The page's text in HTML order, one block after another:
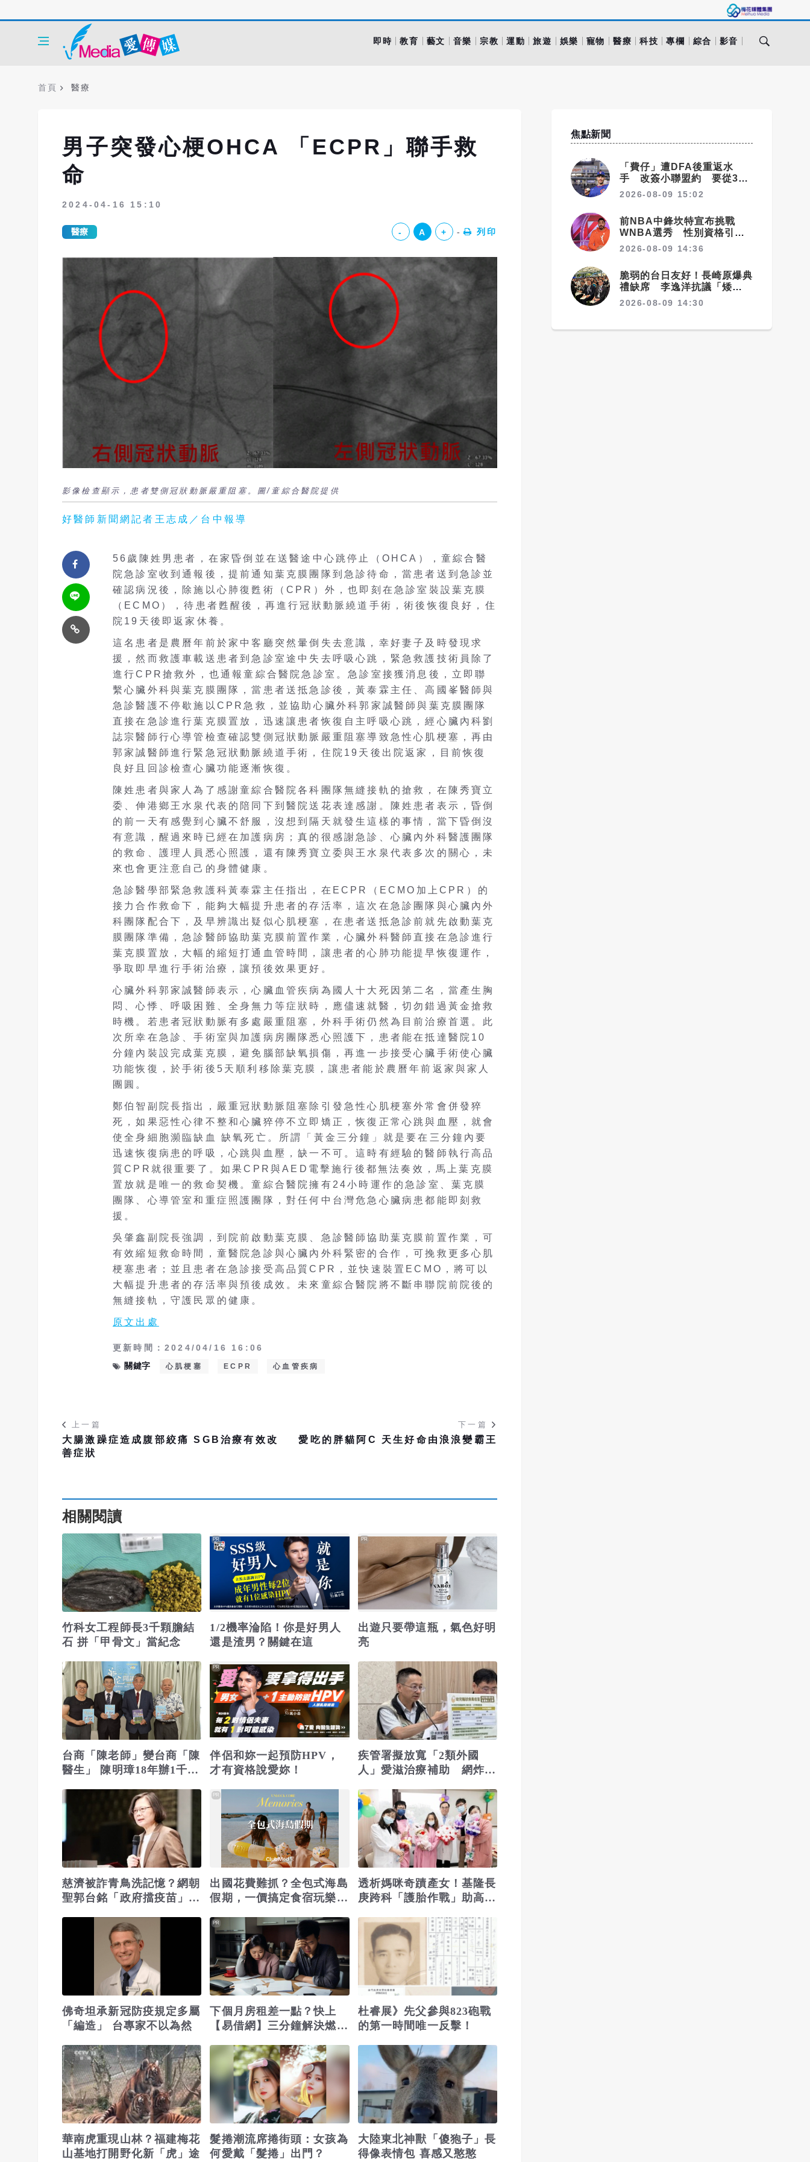
即時 教育 藝文 音樂 宗教 運動 旅遊 娛樂 寵物 醫療 科技 專欄 綜合 影音
首頁 醫療
男子突發心梗OHCA 「ECPR」聯手救
命
2024-04-16 15:10
醫療 - A + 列印
影像檢查顯示，患者雙側冠狀動脈嚴重阻塞。圖/童綜合醫院提供
好醫師新聞網記者王志成／台中報導
56歲陳姓男患者，在家昏倒並在送醫途中心跳停止（OHCA），童綜合醫
院急診室收到通報後，提前通知葉克膜團隊到急診待命，當患者送到急診並
確認病況後，除施以心肺復甦術（CPR）外，也即刻在急診室裝設葉克膜
（ECMO），待患者甦醒後，再進行冠狀動脈繞道手術，術後恢復良好，住
院19天後即返家休養。
這名患者是農曆年前於家中客廳突然暈倒失去意識，幸好妻子及時發現求
援，然而救護車載送患者到急診室途中失去呼吸心跳，緊急救護技術員除了
進行CPR搶救外，也通報童綜合醫院急診室。急診室接獲消息後，立即聯
繫心臟外科與葉克膜團隊，當患者送抵急診後，黃泰霖主任、高國峯醫師與
急診醫護不停歇施以CPR急救，並協助心臟外科郭家誠醫師與葉克膜團隊
直接在急診進行葉克膜置放，迅速讓患者恢復自主呼吸心跳，經心臟內科劉
誌宗醫師行心導管檢查確認雙側冠狀動脈嚴重阻塞導致急性心肌梗塞，再由
郭家誠醫師進行緊急冠狀動脈繞道手術，住院19天後出院返家，目前恢復
良好且回診檢查心臟功能逐漸恢復。
陳姓患者與家人為了感謝童綜合醫院各科團隊無縫接軌的搶救，在陳秀寶立
委、伸港鄉王水泉代表的陪同下到醫院送花表達感謝。陳姓患者表示，昏倒
的前一天有感覺到心臟不舒服，沒想到隔天就發生這樣的事情，當下昏倒沒
有意識，醒過來時已經在加護病房；真的很感謝急診、心臟內外科醫護團隊
的救命、護理人員悉心照護，還有陳秀寶立委與王水泉代表多次的關心，未
來也會更注意自己的身體健康。
急診醫學部緊急救護科黃泰霖主任指出，在ECPR（ECMO加上CPR）的
接力合作救命下，能夠大幅提升患者的存活率，這次在急診團隊與心臟內外
科團隊配合下，及早辨識出疑似心肌梗塞，在患者送抵急診前就先啟動葉克
膜團隊準備，急診醫師協助葉克膜前置作業，心臟外科醫師直接在急診進行
葉克膜置放，大幅的縮短打通血管時間，讓患者的心肺功能提早恢復運作，
爭取即早進行手術治療，讓預後效果更好。
心臟外科郭家誠醫師表示，心臟血管疾病為國人十大死因第二名，當產生胸
悶、心悸、呼吸困難、全身無力等症狀時，應儘速就醫，切勿錯過黃金搶救
時機。若患者冠狀動脈有多處嚴重阻塞，外科手術仍然為目前治療首選。此
次所幸在急診、手術室與加護病房團隊悉心照護下，患者能在抵達醫院10
分鐘內裝設完成葉克膜，避免腦部缺氧損傷，再進一步接受心臟手術使心臟
功能恢復，於手術後5天順利移除葉克膜，讓患者能於農曆年前返家與家人
團圓。
鄭伯智副院長指出，嚴重冠狀動脈阻塞除引發急性心肌梗塞外常會併發猝
死，如果惡性心律不整和心臟猝停不立即矯正，恢復正常心跳與血壓，就會
使全身細胞瀕臨缺血 缺氧死亡。所謂「黃金三分鐘」就是要在三分鐘內要
迅速恢復病患的呼吸，心跳與血壓，缺一不可。這時有經驗的醫師執行高品
質CPR就很重要了。如果CPR與AED電擊施行後都無法奏效，馬上葉克膜
置放就是唯一的救命契機。童綜合醫院擁有24小時運作的急診室、葉克膜
團隊、心導管室和重症照護團隊，對任何中台灣危急心臟病患都能即刻救
援。
吳肇鑫副院長強調，到院前啟動葉克膜、急診醫師協助葉克膜前置作業，可
有效縮短救命時間，童醫院急診與心臟內外科緊密的合作，可挽救更多心肌
梗塞患者；並且患者在急診接受高品質CPR，並快速裝置ECMO，將可以
大幅提升患者的存活率與預後成效。未來童綜合醫院將不斷串聯院前院後的
無縫接軌，守護民眾的健康。
原文出處
更新時間：2024/04/16 16:06
關鍵字
心肌梗塞 ECPR 心血管疾病
上一篇
大腸激躁症造成腹部絞痛 SGB治療有效改
善症狀
下一篇
愛吃的胖貓阿C 天生好命由浪浪變霸王
相關閱讀
竹科女工程師長3千顆膽結
石 拼「甲骨文」當紀念
1/2機率淪陷！你是好男人
還是渣男？關鍵在這
PR
出遊只要帶這瓶，氣色好明
亮
PR
台商「陳老師」變台商「陳
醫生」 陳明璋18年辦1千場
伴侶和妳一起預防HPV，
才有資格說愛妳！
PR
疾管署擬放寬「2類外國
人」愛滋治療補助 網炸
慈濟被詐青鳥洗記憶？網朝
聖郭台銘「政府擋疫苗」貼
出國花費難抓？全包式海島
假期，一價搞定食宿玩樂，
PR
透析媽咪奇蹟產女！基隆長
庚跨科「護胎作戰」助高風
佛奇坦承新冠防疫規定多屬
「編造」 台專家不以為然
下個月房租差一點？快上
【易借網】三分鐘解決燃眉
PR
杜睿展》先父參與823砲戰
的第一時間唯一反擊！
華南虎重現山林？福建梅花
山基地打開野化新「虎」途
髮捲潮流席捲街頭：女孩為
何愛戴「髮捲」出門？
大陸東北神獸「傻狍子」長
得像表情包 喜感又憨憨
焦點新聞
「費仔」遭DFA後重返水
手 改簽小聯盟約 要從3A
拚回大聯盟
2026-08-09 15:02
前NBA中鋒坎特宣布挑戰
WNBA選秀 性別資格引爆
爭議
2026-08-09 14:36
脆弱的台日友好！長崎原爆典
禮缺席 李逸洋抗議「矮化國
格」：日媒揭長崎特殊安排
2026-08-09 14:30